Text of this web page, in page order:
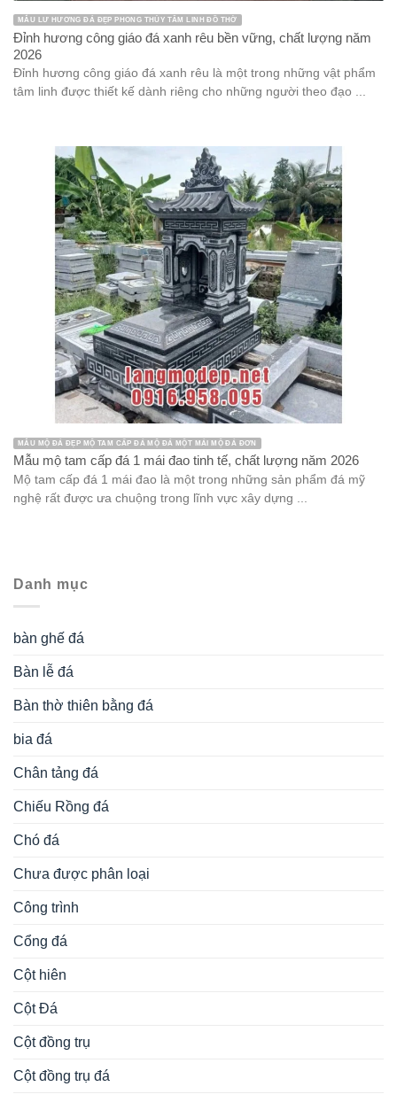
MẪU LƯ HƯƠNG ĐÁ ĐẸP PHONG THỦY TÂM LINH ĐỒ THỜ
Đỉnh hương công giáo đá xanh rêu bền vững, chất lượng năm
2026
Đỉnh hương công giáo đá xanh rêu là một trong những vật phẩm
tâm linh được thiết kế dành riêng cho những người theo đạo ...
MẪU MỘ ĐÁ ĐẸP MỘ TAM CẤP ĐÁ MỘ ĐÁ MỘT MÁI MỘ ĐÁ ĐƠN
Mẫu mộ tam cấp đá 1 mái đao tinh tế, chất lượng năm 2026
Mộ tam cấp đá 1 mái đao là một trong những sản phẩm đá mỹ
nghệ rất được ưa chuộng trong lĩnh vực xây dựng ...
Danh mục
bàn ghế đá
Bàn lễ đá
Bàn thờ thiên bằng đá
bia đá
Chân tảng đá
Chiếu Rồng đá
Chó đá
Chưa được phân loại
Công trình
Cổng đá
Cột hiên
Cột Đá
Cột đồng trụ
Cột đồng trụ đá